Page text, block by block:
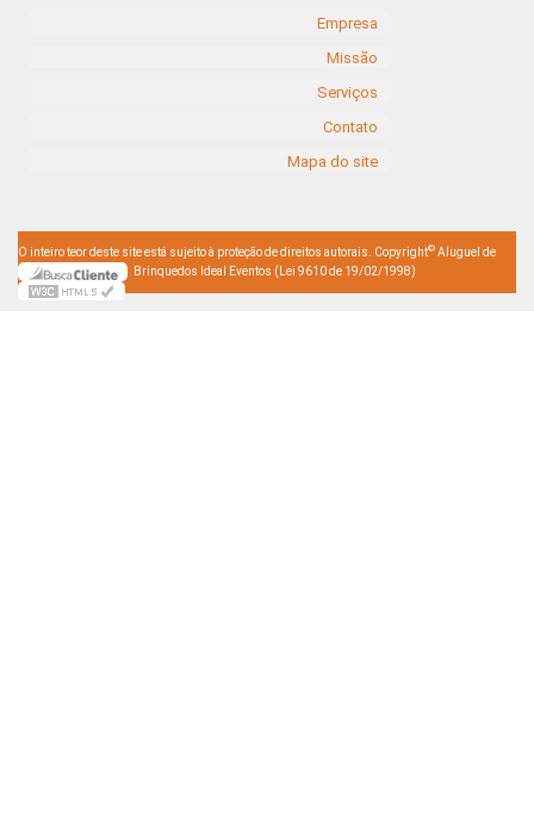
Empresa
Missão
Serviços
Contato
Mapa do site
O inteiro teor deste site está sujeito à proteção de direitos autorais. Copyright© Aluguel de
Brinquedos Ideal Eventos (Lei 9610 de 19/02/1998)